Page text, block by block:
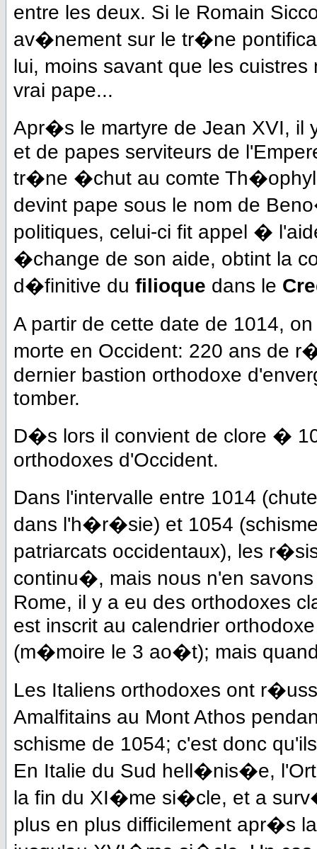
entre les deux. Si le Romain
av�nement sur le tr�ne
lui, moins savant que les
vrai pape...
Apr�s le martyre de Jean XVI, il
et de papes serviteurs de
tr�ne �chut au comte
devint pape sous le nom de
politiques, celui-ci fit appel �
�change de son aide, obtint la
d�finitive du filioque dans le
A partir de cette date de 1014,
morte en Occident: 220 ans de
dernier bastion orthodoxe
tomber.
D�s lors il convient de clore �
orthodoxes d'Occident.
Dans l'intervalle entre 1014
dans l'h�r�sie) et 1054
patriarcats occidentaux), les
continu�, mais nous n'en
Rome, il y a eu des orthodoxes
est inscrit au calendrier
(m�moire le 3 ao�t); mais
Les Italiens orthodoxes ont
Amalfitains au Mont Athos
schisme de 1054; c'est donc
En Italie du Sud hell�nis�e,
la fin du XI�me si�cle, et a
plus en plus difficilement apr�s